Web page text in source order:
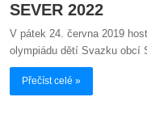
SEVER 2022
V pátek 24. června 2019
olympiádu dětí Svazku obcí
Přečíst celé »